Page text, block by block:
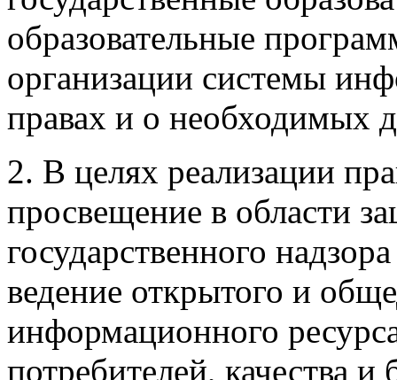
образовательные
организации системы
правах и о необходимых
2. В целях реализации
просвещение в области
государственного
ведение открытого и
информационного
потребителей, качества и